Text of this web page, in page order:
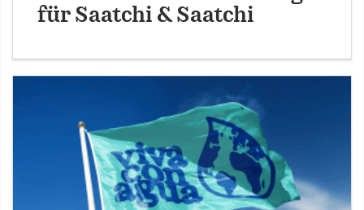
für Saatchi & Saatchi